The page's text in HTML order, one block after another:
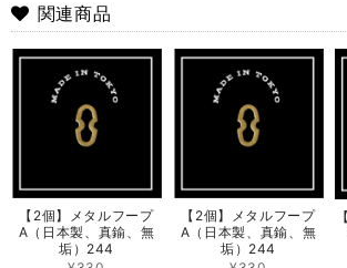
関連商品
【2個】メタルフープ
A（日本製、真鍮、無
垢）244
【2個】メタルフープ
A（日本製、真鍮、無
垢）244